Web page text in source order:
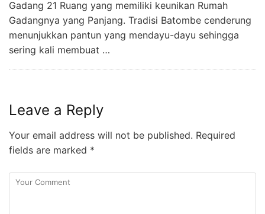
Gadang 21 Ruang yang memiliki keunikan Rumah
Gadangnya yang Panjang. Tradisi Batombe cenderung
menunjukkan pantun yang mendayu-dayu sehingga
sering kali membuat …
Leave a Reply
Your email address will not be published. Required
fields are marked *